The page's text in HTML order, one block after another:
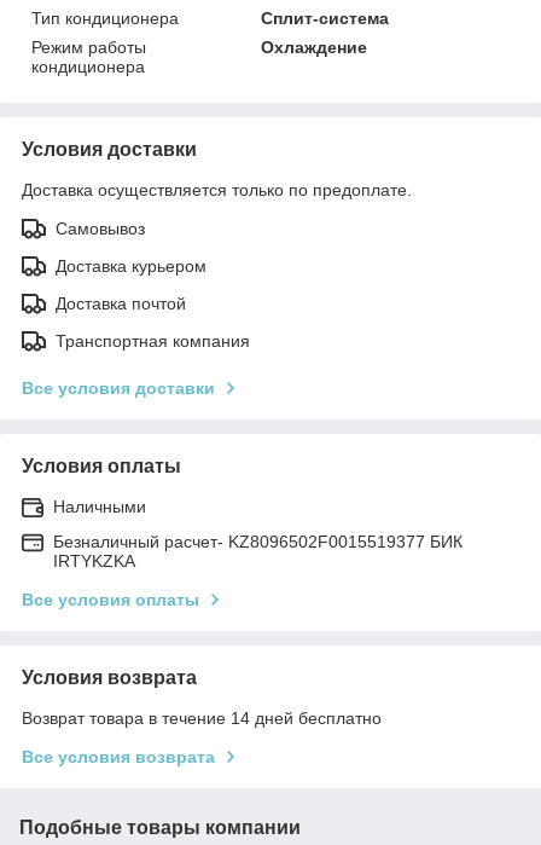
Тип кондиционера
Сплит-система
Режим работы
кондиционера
Охлаждение
Условия доставки
Доставка осуществляется только по предоплате.
Самовывоз
Доставка курьером
Доставка почтой
Транспортная компания
Все условия доставки
Условия оплаты
Наличными
Безналичный расчет- KZ8096502F0015519377 БИК
IRTYKZKA
Все условия оплаты
Условия возврата
Возврат товара в течение 14 дней бесплатно
Все условия возврата
Подобные товары компании